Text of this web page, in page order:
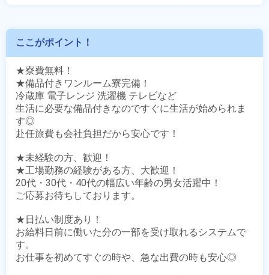
ここがポイント！
★寮費無料！
★備品付きワンルーム寮完備！
冷蔵庫 電子レンジ 洗濯機 テレビなど
生活に必要な備品付きなのですぐに生活が始められま
す◎
赴任旅費も会社負担だから安心です！
★未経験の方、歓迎！
★工場勤務の経験がある方、大歓迎！
20代・30代・40代の幅広い年齢の男女活躍中！
ご応募お待ちしております。
★日払い制度あり！
お給料日前に働いた分の一部を受け取れるシステムで
す。
お仕事を初めてすぐの時や、急な出費の時も安心◎